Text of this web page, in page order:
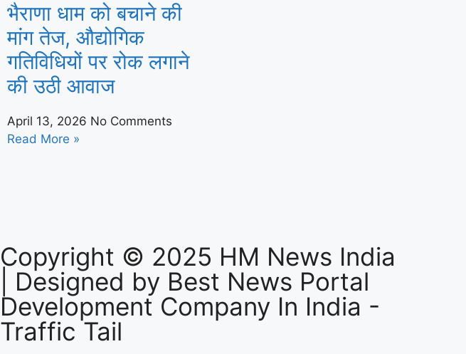
भैराणा धाम को बचाने की
मांग तेज, औद्योगिक
गतिविधियों पर रोक लगाने
की उठी आवाज
April 13, 2026 No Comments
Read More »
Copyright © 2025 HM News India
| Designed by Best News Portal
Development Company In India -
Traffic Tail